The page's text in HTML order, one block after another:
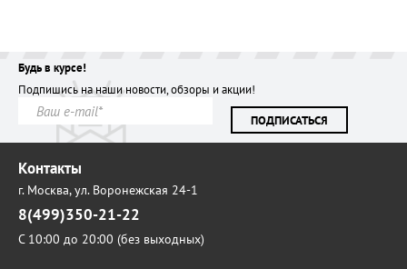
Будь в курсе!
Подпишись на наши новости, обзоры и акции!
ПОДПИСАТЬСЯ
Контакты
г. Москва,ул. Воронежская 24-1
8(499)350-21-22
С 10:00 до 20:00 (без выходных)